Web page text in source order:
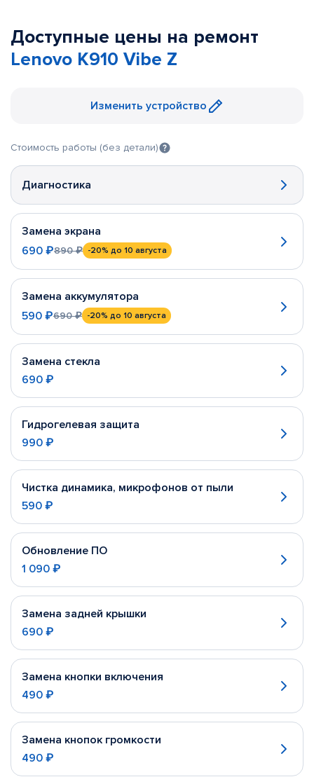
Доступные цены на ремонт
Lenovo K910 Vibe Z
Изменить устройство
Стоимость работы (без детали)
Диагностика
Замена экрана
690 ₽890 ₽ -20% до 10 августа
Замена аккумулятора
590 ₽690 ₽ -20% до 10 августа
Замена стекла
690 ₽
Гидрогелевая защита
990 ₽
Чистка динамика, микрофонов от пыли
590 ₽
Обновление ПО
1 090 ₽
Замена задней крышки
690 ₽
Замена кнопки включения
490 ₽
Замена кнопок громкости
490 ₽